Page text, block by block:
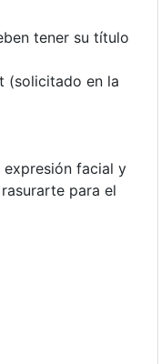
tener su título
(solicitado en la
expresión facial y
para el